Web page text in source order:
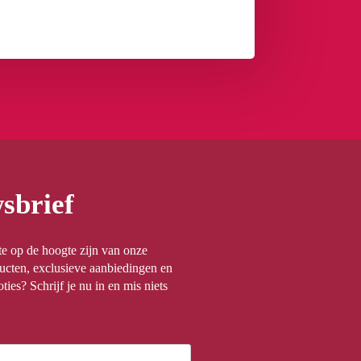
op de hoogte zijn van onze
exclusieve aanbiedingen en
Schrijf je nu in en mis niets